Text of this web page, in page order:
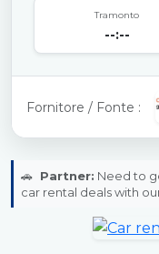
Tramonto
--:--
Fornitore / Fonte :
🚗 Partner: Need to
car rental deals with